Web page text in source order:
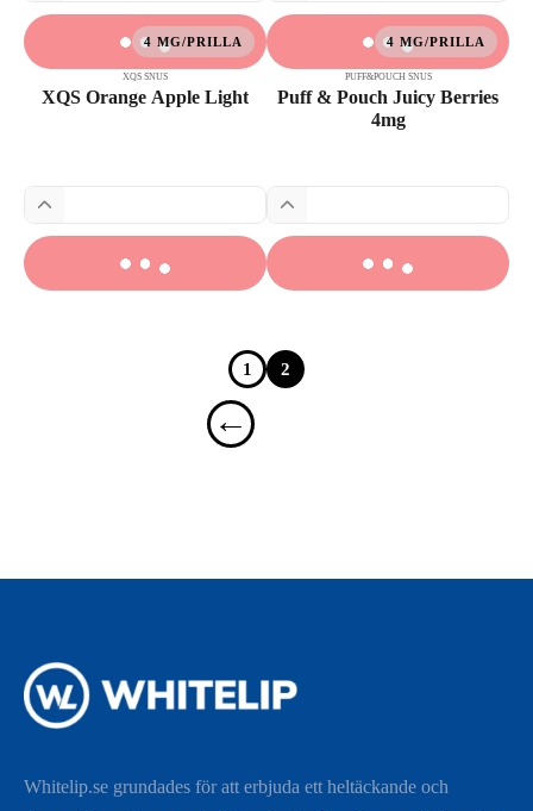
4 MG/PRILLA
XQS SNUS
XQS Orange Apple Light
4 MG/PRILLA
PUFF&POUCH SNUS
Puff & Pouch Juicy Berries
4mg
←
1 2
Whitelip.se grundades för att erbjuda ett heltäckande och